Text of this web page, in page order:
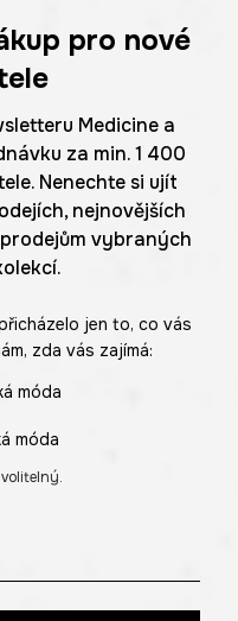
pro nové
Medicine a
za min. 1 400
Nenechte si ujít
nejnovějších
vybraných
jen to, co vás
zda vás zajímá:
móda
móda